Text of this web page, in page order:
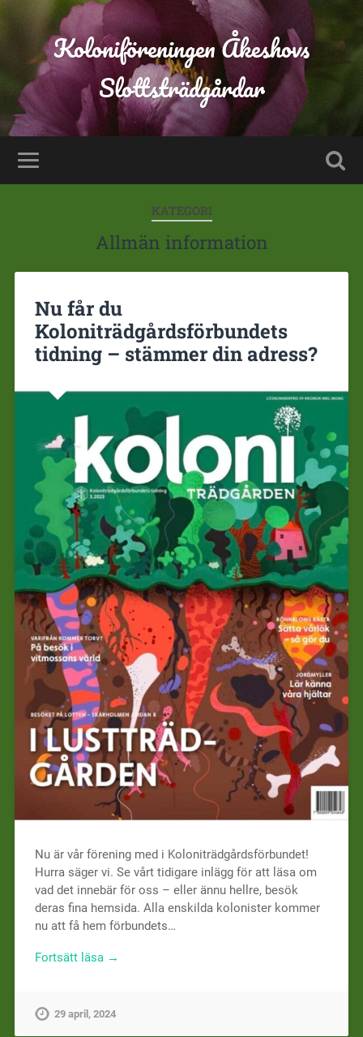
Koloniföreningen Åkeshovs
Slottsträdgårdar
KATEGORI
Allmän information
Nu får du
Koloniträdgårdsförbundets
tidning – stämmer din adress?
Nu är vår förening med i Koloniträdgårdsförbundet!
Hurra säger vi. Se vårt tidigare inlägg för att läsa om
vad det innebär för oss – eller ännu hellre, besök
deras fina hemsida. Alla enskilda kolonister kommer
nu att få hem förbundets…
Fortsätt läsa →
29 april, 2024